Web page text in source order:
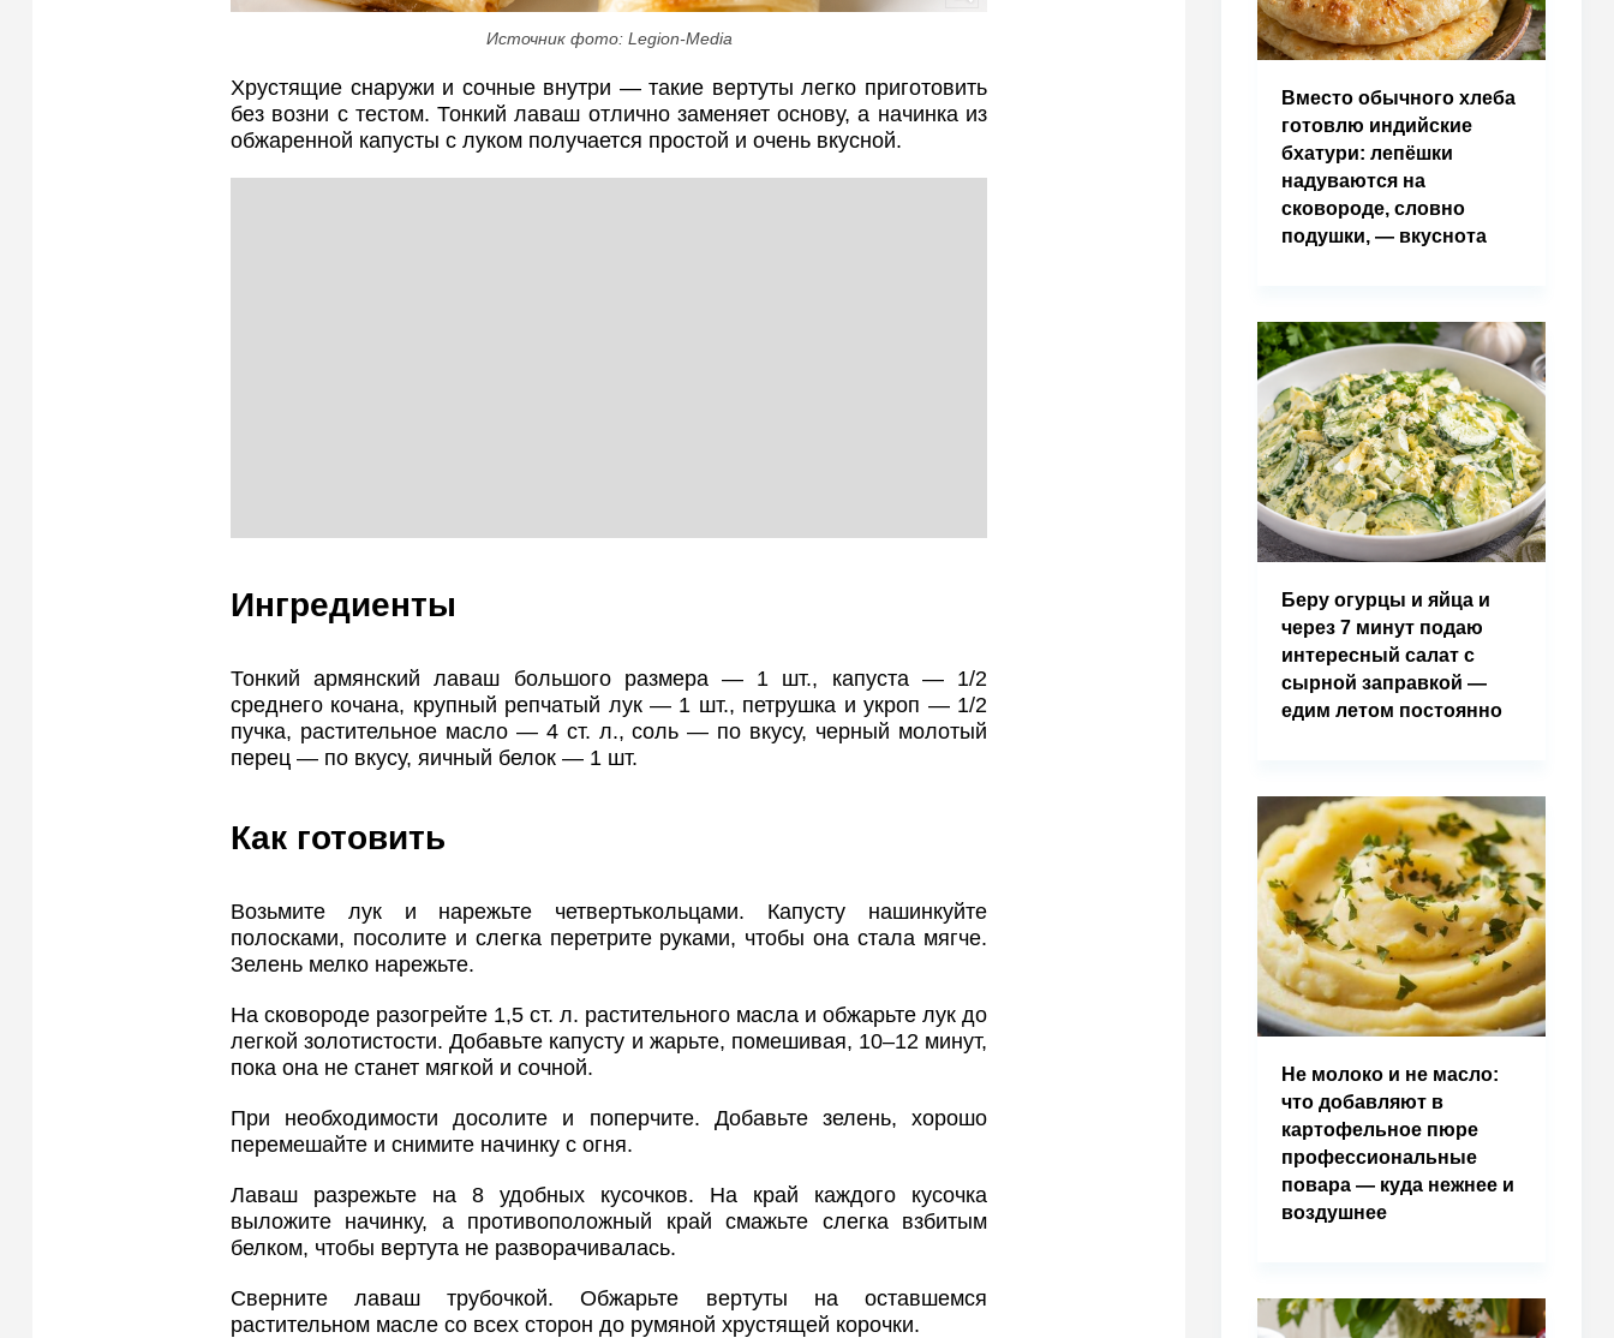
Источник фото: Legion-Media
Хрустящие снаружи и сочные внутри — такие вертуты легко приготовить
без возни с тестом. Тонкий лаваш отлично заменяет основу, а начинка из
обжаренной капусты с луком получается простой и очень вкусной.
Ингредиенты
Тонкий армянский лаваш большого размера — 1 шт., капуста — 1/2
среднего кочана, крупный репчатый лук — 1 шт., петрушка и укроп — 1/2
пучка, растительное масло — 4 ст. л., соль — по вкусу, черный молотый
перец — по вкусу, яичный белок — 1 шт.
Как готовить
Возьмите лук и нарежьте четвертькольцами. Капусту нашинкуйте
полосками, посолите и слегка перетрите руками, чтобы она стала мягче.
Зелень мелко нарежьте.
На сковороде разогрейте 1,5 ст. л. растительного масла и обжарьте лук до
легкой золотистости. Добавьте капусту и жарьте, помешивая, 10–12 минут,
пока она не станет мягкой и сочной.
При необходимости досолите и поперчите. Добавьте зелень, хорошо
перемешайте и снимите начинку с огня.
Лаваш разрежьте на 8 удобных кусочков. На край каждого кусочка
выложите начинку, а противоположный край смажьте слегка взбитым
белком, чтобы вертута не разворачивалась.
Сверните лаваш трубочкой. Обжарьте вертуты на оставшемся
растительном масле со всех сторон до румяной хрустящей корочки.
Вместо обычного хлеба
готовлю индийские
бхатури: лепёшки
надуваются на
сковороде, словно
подушки, — вкуснота
Беру огурцы и яйца и
через 7 минут подаю
интересный салат с
сырной заправкой —
едим летом постоянно
Не молоко и не масло:
что добавляют в
картофельное пюре
профессиональные
повара — куда нежнее и
воздушнее